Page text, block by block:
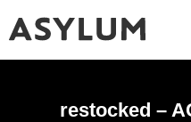
restocked –